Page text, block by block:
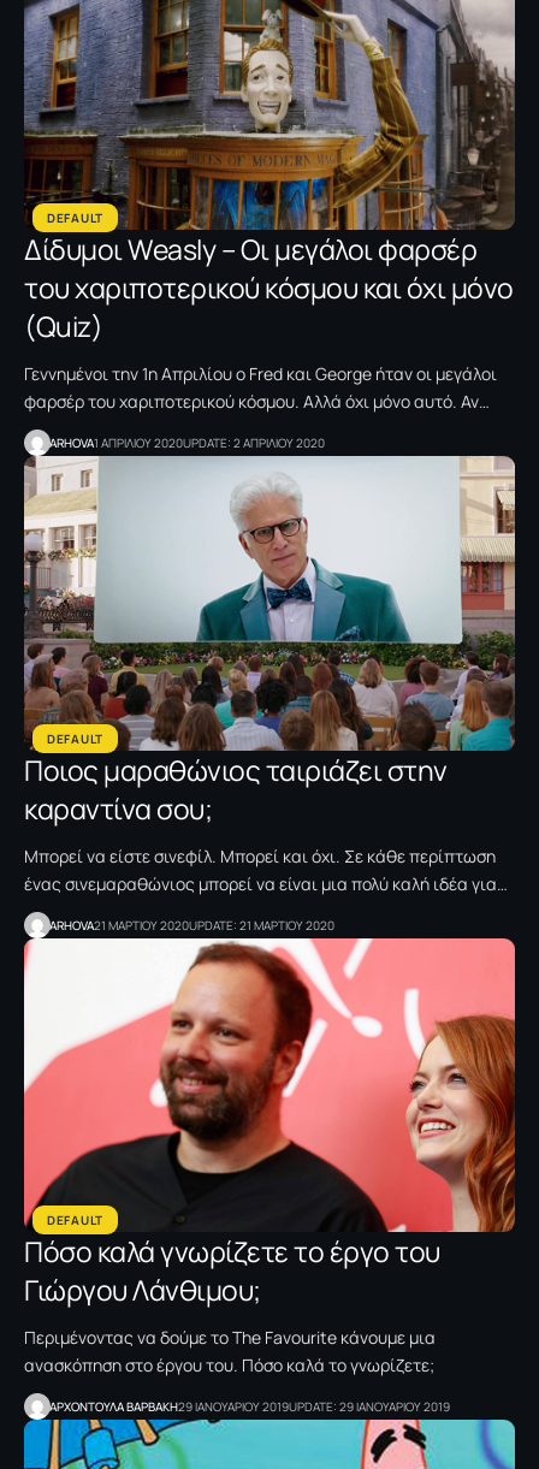
DEFAULT
Δίδυμοι Weasly – Οι μεγάλοι φαρσέρ
του χαριποτερικού κόσμου και όχι μόνο
(Quiz)
Γεννημένοι την 1η Απριλίου ο Fred και George ήταν οι μεγάλοι
φαρσέρ του χαριποτερικού κόσμου. Αλλά όχι μόνο αυτό. Αν…
ARHOVA1 ΑΠΡΙΛΙΟΥ 2020UPDATE: 2 ΑΠΡΙΛΙΟΥ 2020
DEFAULT
Ποιος μαραθώνιος ταιριάζει στην
καραντίνα σου;
Μπορεί να είστε σινεφίλ. Μπορεί και όχι. Σε κάθε περίπτωση
ένας σινεμαραθώνιος μπορεί να είναι μια πολύ καλή ιδέα για…
ARHOVA21 ΜΑΡΤΙΟΥ 2020UPDATE: 21 ΜΑΡΤΙΟΥ 2020
DEFAULT
Πόσο καλά γνωρίζετε το έργο του
Γιώργου Λάνθιμου;
Περιμένοντας να δούμε το The Favourite κάνουμε μια
ανασκόπηση στο έργου του. Πόσο καλά το γνωρίζετε;
ΑΡΧΟΝΤΟΥΛΑ ΒΑΡΒΑΚΗ29 ΙΑΝΟΥΑΡΙΟΥ 2019UPDATE: 29 ΙΑΝΟΥΑΡΙΟΥ 2019